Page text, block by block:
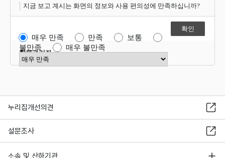
지금 보고 계시는 화면의 정보와 사용 편의성에 만족하십니까?
매우 만족 만족
보통
불만족
매우 불만족
만족도 점수 선택
항목관리자
누리집개선의견
설문조사
소속 및 산하기관